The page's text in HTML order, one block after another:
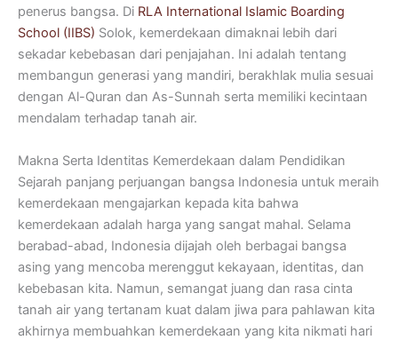
penerus bangsa. Di RLA International Islamic Boarding
School (IIBS) Solok, kemerdekaan dimaknai lebih dari
sekadar kebebasan dari penjajahan. Ini adalah tentang
membangun generasi yang mandiri, berakhlak mulia sesuai
dengan Al-Quran dan As-Sunnah serta memiliki kecintaan
mendalam terhadap tanah air.
Makna Serta Identitas Kemerdekaan dalam Pendidikan
Sejarah panjang perjuangan bangsa Indonesia untuk meraih
kemerdekaan mengajarkan kepada kita bahwa
kemerdekaan adalah harga yang sangat mahal. Selama
berabad-abad, Indonesia dijajah oleh berbagai bangsa
asing yang mencoba merenggut kekayaan, identitas, dan
kebebasan kita. Namun, semangat juang dan rasa cinta
tanah air yang tertanam kuat dalam jiwa para pahlawan kita
akhirnya membuahkan kemerdekaan yang kita nikmati hari